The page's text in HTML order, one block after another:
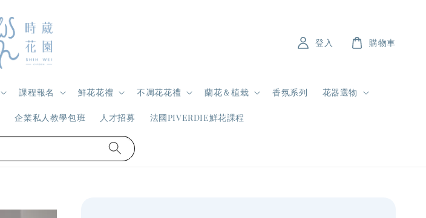
課程報名 鮮花花禮 不凋花花禮 蘭花＆植栽 香氛系列 花器選物
企業私人教學包班 人才招募 法國PIVERDIE鮮花課程
登入 購物車